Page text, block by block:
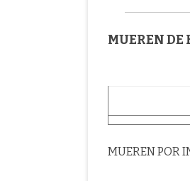
MUEREN DE
MUEREN POR